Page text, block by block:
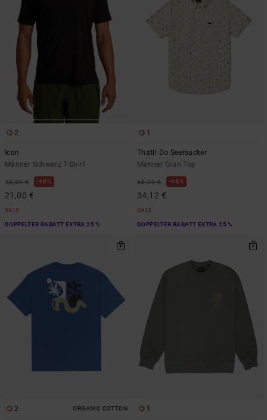
2
Icon
Männer Schwarz T-Shirt
40,00 € 48%
21,00 €
SALE
DOPPELTER RABATT EXTRA 25 %
1
Thatll Do Seersucker
Männer Grün Top
65,00 € 48%
34,12 €
SALE
DOPPELTER RABATT EXTRA 25 %
2 ORGANIC COTTON 1